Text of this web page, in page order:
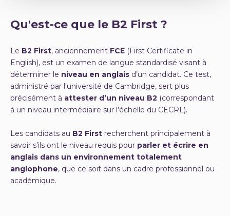
Qu'est-ce que le B2 First ?
Le B2 First, anciennement FCE (First Certificate in
English), est un examen de langue standardisé visant à
déterminer le niveau en anglais d’un candidat. Ce test,
administré par l'université de Cambridge, sert plus
précisément à attester d’un niveau B2 (correspondant
à un niveau intermédiaire sur l'échelle du CECRL).
Les candidats au B2 First recherchent principalement à
savoir s’ils ont le niveau requis pour parler et écrire en
anglais dans un environnement totalement
anglophone, que ce soit dans un cadre professionnel ou
académique.